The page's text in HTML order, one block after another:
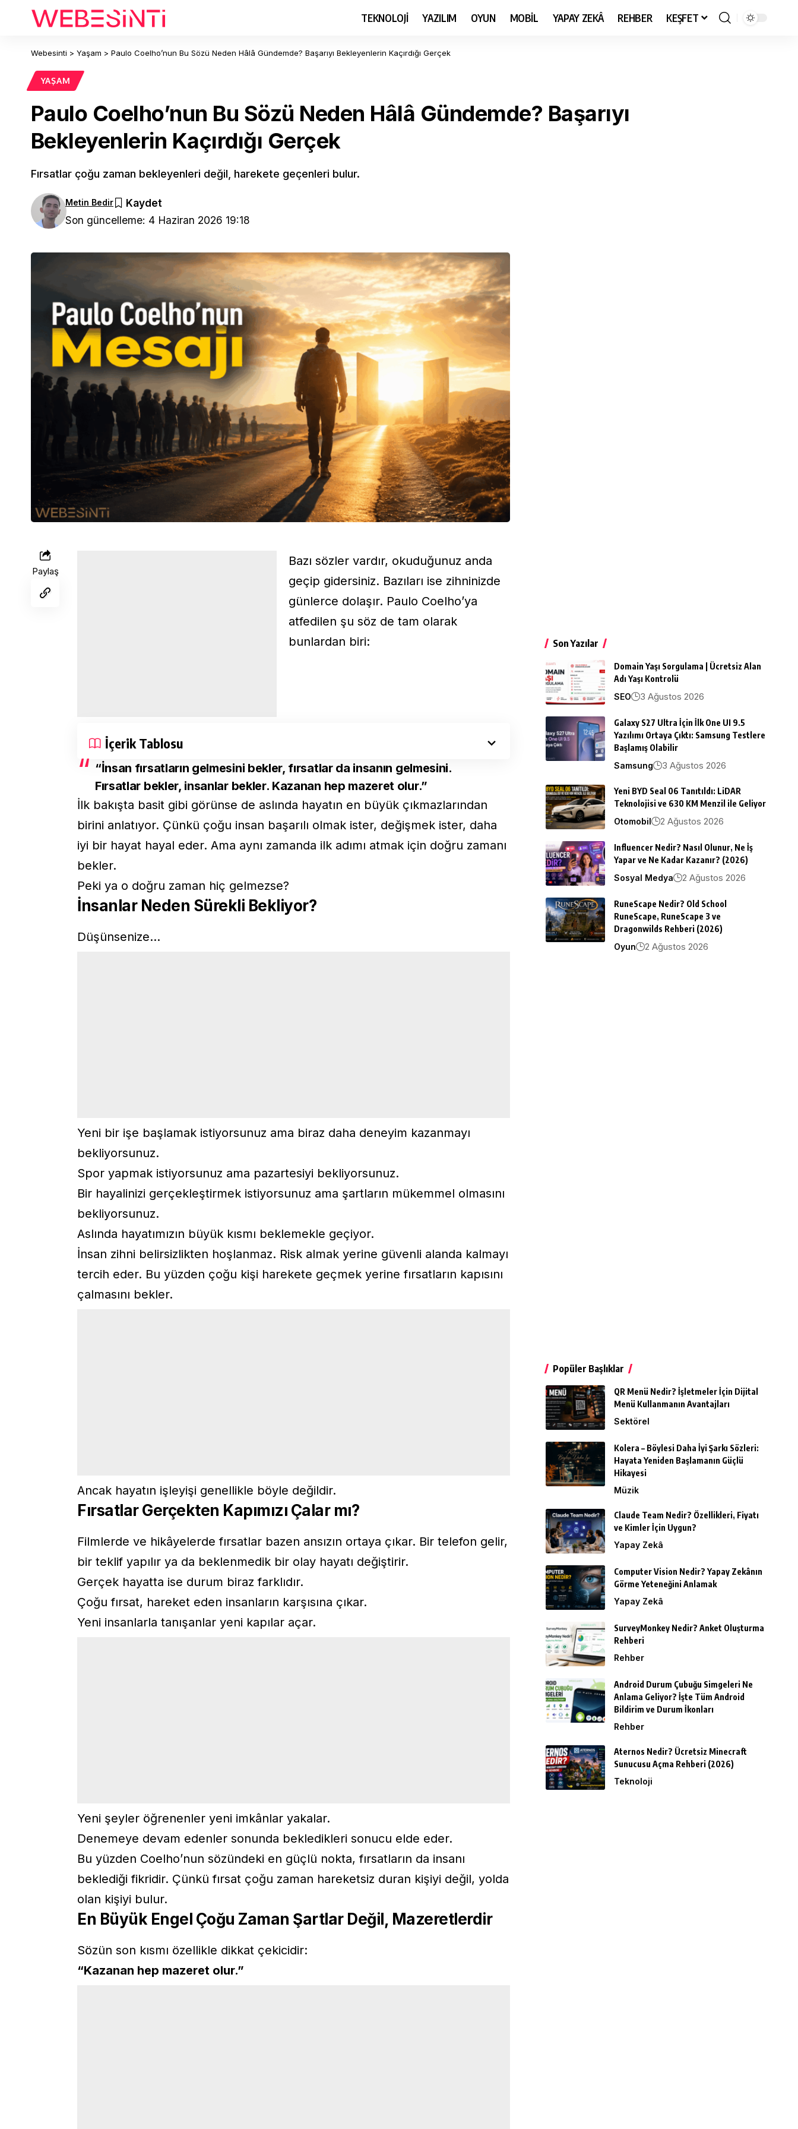
TEKNOLOJİ YAZILIM OYUN MOBİL YAPAY ZEKÂ REHBER KEŞFET
Webesinti > Yaşam > Paulo Coelho’nun Bu Sözü Neden Hâlâ Gündemde? Başarıyı Bekleyenlerin Kaçırdığı Gerçek
YAŞAM
Paulo Coelho’nun Bu Sözü Neden Hâlâ Gündemde? Başarıyı
Bekleyenlerin Kaçırdığı Gerçek
Fırsatlar çoğu zaman bekleyenleri değil, harekete geçenleri bulur.
Son güncelleme: 4 Haziran 2026 19:18
Metin Bedir
Paylaş
Bazı sözler vardır, okuduğunuz anda
geçip gidersiniz. Bazıları ise zihninizde
günlerce dolaşır. Paulo Coelho’ya
atfedilen şu söz de tam olarak
bunlardan biri:
İçerik Tablosu
“İnsan fırsatların gelmesini bekler, fırsatlar da insanın gelmesini.
Fırsatlar bekler, insanlar bekler. Kazanan hep mazeret olur.”
İlk bakışta basit gibi görünse de aslında hayatın en büyük çıkmazlarından
birini anlatıyor. Çünkü çoğu insan başarılı olmak ister, değişmek ister, daha
iyi bir hayat hayal eder. Ama aynı zamanda ilk adımı atmak için doğru zamanı
bekler.
Peki ya o doğru zaman hiç gelmezse?
İnsanlar Neden Sürekli Bekliyor?
Düşünsenize…
Yeni bir işe başlamak istiyorsunuz ama biraz daha deneyim kazanmayı
bekliyorsunuz.
Spor yapmak istiyorsunuz ama pazartesiyi bekliyorsunuz.
Bir hayalinizi gerçekleştirmek istiyorsunuz ama şartların mükemmel olmasını
bekliyorsunuz.
Aslında hayatımızın büyük kısmı beklemekle geçiyor.
İnsan zihni belirsizlikten hoşlanmaz. Risk almak yerine güvenli alanda kalmayı
tercih eder. Bu yüzden çoğu kişi harekete geçmek yerine fırsatların kapısını
çalmasını bekler.
Ancak hayatın işleyişi genellikle böyle değildir.
Fırsatlar Gerçekten Kapımızı Çalar mı?
Filmlerde ve hikâyelerde fırsatlar bazen ansızın ortaya çıkar. Bir telefon gelir,
bir teklif yapılır ya da beklenmedik bir olay hayatı değiştirir.
Gerçek hayatta ise durum biraz farklıdır.
Çoğu fırsat, hareket eden insanların karşısına çıkar.
Yeni insanlarla tanışanlar yeni kapılar açar.
Yeni şeyler öğrenenler yeni imkânlar yakalar.
Denemeye devam edenler sonunda bekledikleri sonucu elde eder.
Bu yüzden Coelho’nun sözündeki en güçlü nokta, fırsatların da insanı
beklediği fikridir. Çünkü fırsat çoğu zaman hareketsiz duran kişiyi değil, yolda
olan kişiyi bulur.
En Büyük Engel Çoğu Zaman Şartlar Değil, Mazeretlerdir
Sözün son kısmı özellikle dikkat çekicidir:
“Kazanan hep mazeret olur.”
Son Yazılar
Domain Yaşı Sorgulama | Ücretsiz Alan
Adı Yaşı Kontrolü
SEO
3 Ağustos 2026
Galaxy S27 Ultra İçin İlk One UI 9.5
Yazılımı Ortaya Çıktı: Samsung Testlere
Başlamış Olabilir
Samsung
3 Ağustos 2026
Yeni BYD Seal 06 Tanıtıldı: LiDAR
Teknolojisi ve 630 KM Menzil ile Geliyor
Otomobil
2 Ağustos 2026
Influencer Nedir? Nasıl Olunur, Ne İş
Yapar ve Ne Kadar Kazanır? (2026)
Sosyal Medya
2 Ağustos 2026
RuneScape Nedir? Old School
RuneScape, RuneScape 3 ve
Dragonwilds Rehberi (2026)
Oyun
2 Ağustos 2026
Popüler Başlıklar
QR Menü Nedir? İşletmeler İçin Dijital
Menü Kullanmanın Avantajları
Sektörel
Kolera – Böylesi Daha İyi Şarkı Sözleri:
Hayata Yeniden Başlamanın Güçlü
Hikayesi
Müzik
Claude Team Nedir? Özellikleri, Fiyatı
ve Kimler İçin Uygun?
Yapay Zekâ
Computer Vision Nedir? Yapay Zekânın
Görme Yeteneğini Anlamak
Yapay Zekâ
SurveyMonkey Nedir? Anket Oluşturma
Rehberi
Rehber
Android Durum Çubuğu Simgeleri Ne
Anlama Geliyor? İşte Tüm Android
Bildirim ve Durum İkonları
Rehber
Aternos Nedir? Ücretsiz Minecraft
Sunucusu Açma Rehberi (2026)
Teknoloji